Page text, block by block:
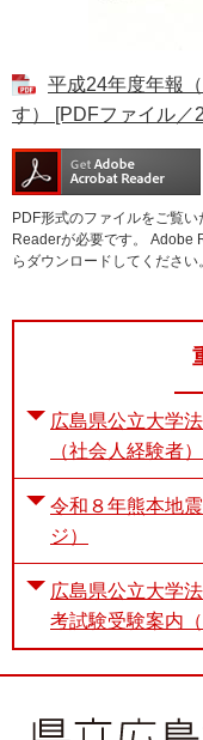
平成24年度年報
す） [PDFファイル／
PDF形式のファイルをご覧
Readerが必要です。
Adobe
らダウンロードしてください
広島県公立大学
（社会人経験者
令和８年熊本地
ジ）
広島県公立大学
考試験受験案内（